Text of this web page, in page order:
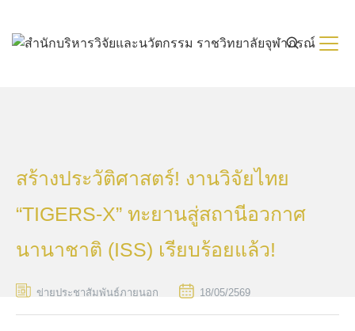
content
สร้างประวัติศาสตร์! งานวิจัยไทย
“TIGERS-X” ทะยานสู่สถานีอวกาศ
นานาชาติ (ISS) เรียบร้อยแล้ว!
ข่ายประชาสัมพันธ์ภายนอก 18/05/2569